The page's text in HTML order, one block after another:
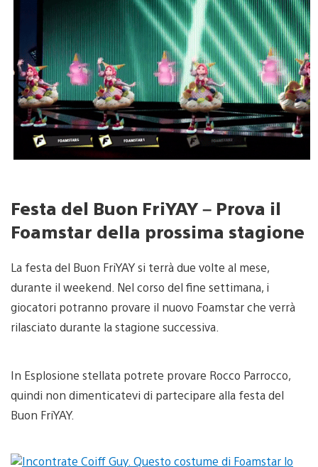
Festa del Buon FriYAY – Prova il
Foamstar della prossima stagione
La festa del Buon FriYAY si terrà due volte al mese,
durante il weekend. Nel corso del fine settimana, i
giocatori potranno provare il nuovo Foamstar che verrà
rilasciato durante la stagione successiva.
In Esplosione stellata potrete provare Rocco Parrocco,
quindi non dimenticatevi di partecipare alla festa del
Buon FriYAY.